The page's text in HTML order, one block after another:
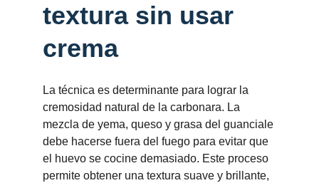
textura sin usar
crema
La técnica es determinante para lograr la
cremosidad natural de la carbonara. La
mezcla de yema, queso y grasa del guanciale
debe hacerse fuera del fuego para evitar que
el huevo se cocine demasiado. Este proceso
permite obtener una textura suave y brillante,